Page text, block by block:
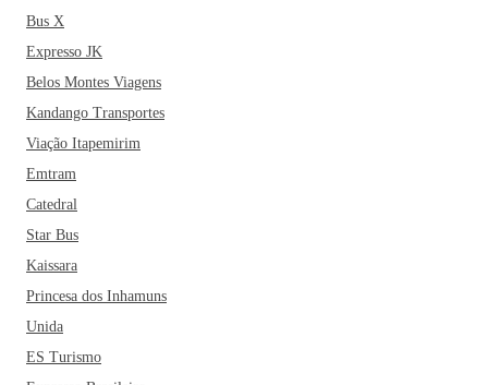
Bus X
Expresso JK
Belos Montes Viagens
Kandango Transportes
Viação Itapemirim
Emtram
Catedral
Star Bus
Kaissara
Princesa dos Inhamuns
Unida
ES Turismo